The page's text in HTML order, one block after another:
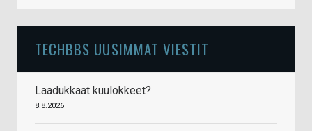
TECHBBS UUSIMMAT VIESTIT
Laadukkaat kuulokkeet?
8.8.2026